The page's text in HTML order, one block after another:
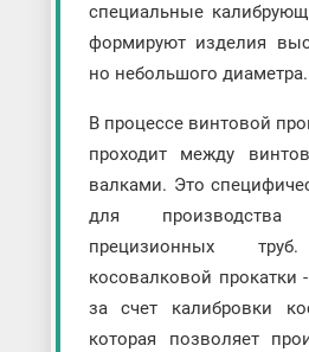
специальные
формируют изделия
но небольшого диаметра.
В процессе винтовой
проходит между
валками. Это
для производства
прецизионных
косовалковой прокатки
за счет калибровки
которая позволяет